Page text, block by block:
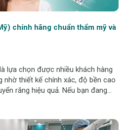
chính hãng chuẩn thẩm mỹ và
lựa chọn được nhiều khách hàng
nhờ thiết kế chính xác, độ bền cao
răng hiệu quả. Nếu bạn đang